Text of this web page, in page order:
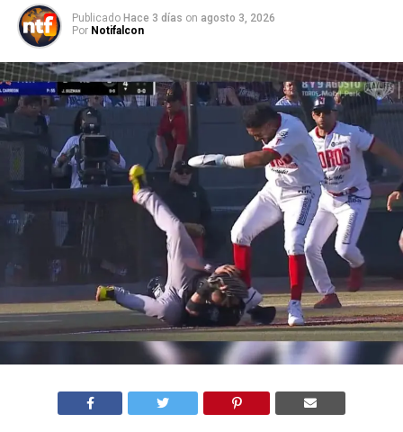
Publicado Hace 3 días on agosto 3, 2026
Por Notifalcon